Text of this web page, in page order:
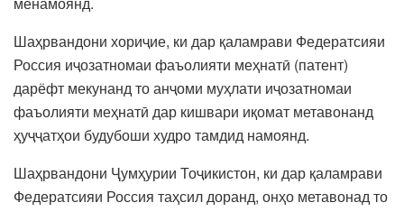
Шаҳрвандони хориҷие, ки дар қаламрави Федератсияи
Россия иҷозатномаи фаъолияти меҳнатӣ (патент)
дарёфт мекунанд то анҷоми муҳлати иҷозатномаи
фаъолияти меҳнатӣ дар кишвари иқомат метавонанд
ҳуҷҷатҳои будубоши худро тамдид намоянд.
Шаҳрвандони Ҷумҳурии Тоҷикистон, ки дар қаламрави
Федератсияи Россия таҳсил доранд, онҳо метавонад то